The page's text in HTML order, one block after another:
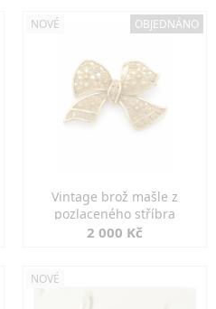
NOVÉ OBJEDNÁNO
Vintage brož mašle z
pozlaceného stříbra
2 000 Kč
NOVÉ